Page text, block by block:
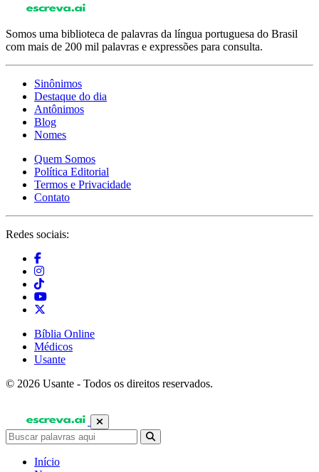
Somos uma biblioteca de palavras da língua portuguesa do Brasil
com mais de 200 mil palavras e expressões para consulta.
Sinônimos
Destaque do dia
Antônimos
Blog
Nomes
Quem Somos
Política Editorial
Termos e Privacidade
Contato
Redes sociais:
Bíblia Online
Médicos
Usante
© 2026 Usante - Todos os direitos reservados.
Início